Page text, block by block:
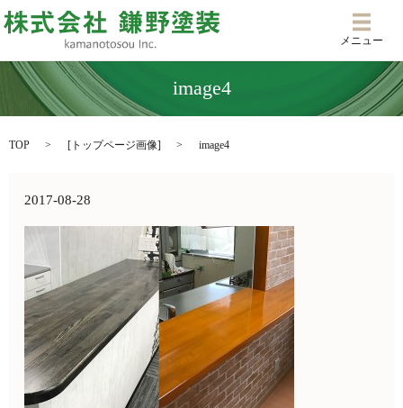
メニ
メニュー
image4
TOP [ トップページ画像] image4
2017-08-28